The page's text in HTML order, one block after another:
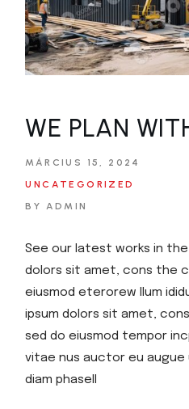
WE PLAN
MÁRCIUS 15, 2024
UNCATEGORIZED
BY ADMIN
See our latest works in the
dolors sit amet, cons the
eiusmod eterorew llum
ipsum dolors sit amet,
sed do eiusmod tempor
vitae nus auctor eu augue
diam phasell